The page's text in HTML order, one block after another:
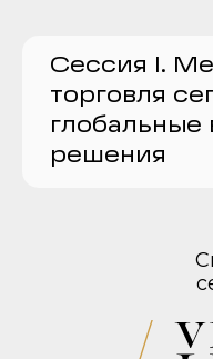
Сессия I.
торговля
глобальные
решения